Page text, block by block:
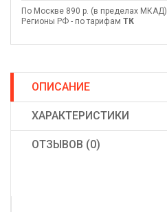
По Москве 890 р. (в пределах МКАД)
Регионы РФ - по тарифам ТК
ОПИСАНИЕ
ХАРАКТЕРИСТИКИ
ОТЗЫВОВ (0)